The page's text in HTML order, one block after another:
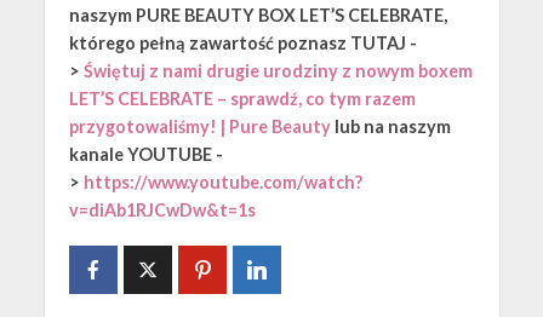
naszym PURE BEAUTY BOX LET’S CELEBRATE,
którego pełną zawartość poznasz TUTAJ -
> Świętuj z nami drugie urodziny z nowym boxem
LET’S CELEBRATE – sprawdź, co tym razem
przygotowaliśmy! | Pure Beauty lub na naszym
kanale YOUTUBE -
> https://www.youtube.com/watch?
v=diAb1RJCwDw&t=1s